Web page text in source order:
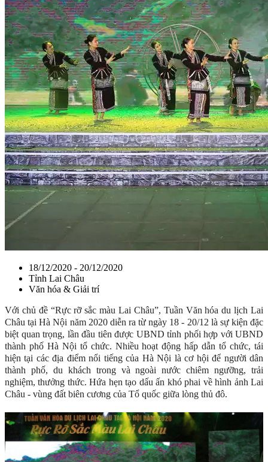
18/12/2020 - 20/12/2020
Tỉnh Lai Châu
Văn hóa & Giải trí
Với chủ đề “Rực rỡ sắc màu Lai Châu”, Tuần Văn hóa du lịch Lai
Châu tại Hà Nội năm 2020 diễn ra từ ngày 18 - 20/12 là sự kiện đặc
biệt quan trọng, lần đầu tiên được UBND tỉnh phối hợp với UBND
thành phố Hà Nội tổ chức. Nhiều hoạt động hấp dẫn tổ chức, tái
hiện tại các địa điểm nổi tiếng của Hà Nội là cơ hội để người dân
thành phố, du khách trong và ngoài nước chiêm ngưỡng, trải
nghiệm, thưởng thức. Hứa hẹn tạo dấu ấn khó phai về hình ảnh Lai
Châu - vùng đất biên cương của Tổ quốc giữa lòng thủ đô.